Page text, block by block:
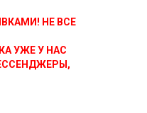
НЕ ВСЕ
УЖЕ У НАС